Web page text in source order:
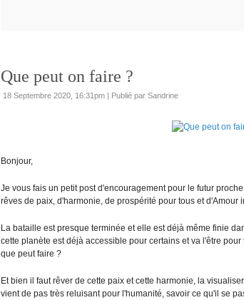
Que peut on faire ?
18 Septembre 2020, 16:31pm | Publié par Sandrine
Bonjour,
Je vous fais un petit post d'encouragement pour le futur
rêves de paix, d'harmonie, de prospérité pour tous et d'Amour
La bataille est presque terminée et elle est déjà même finie
cette planète est déjà accessible pour certains et va l'être
que peut faire ?
Et bien il faut rêver de cette paix et cette harmonie, la
vient de pas très reluisant pour l'humanité, savoir ce qu'il se